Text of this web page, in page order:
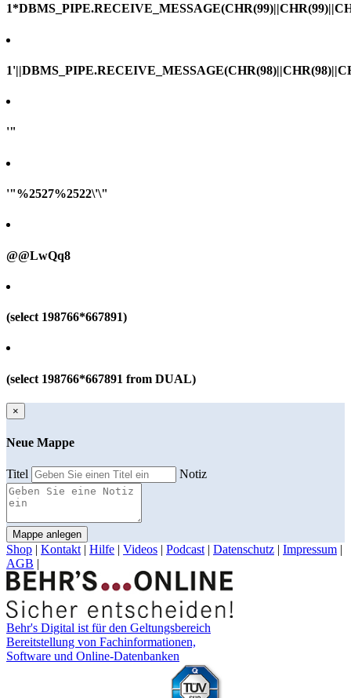
'"
'"%2527%2522\'\"
@@LwQq8
(select 198766*667891)
(select 198766*667891 from DUAL)
×
Neue Mappe
Titel Notiz
Mappe anlegen
Shop | Kontakt | Hilfe | Videos | Podcast | Datenschutz | Impressum |
AGB |
Behr's Digital ist für den Geltungsbereich
Bereitstellung von Fachinformationen,
Software und Online-Datenbanken